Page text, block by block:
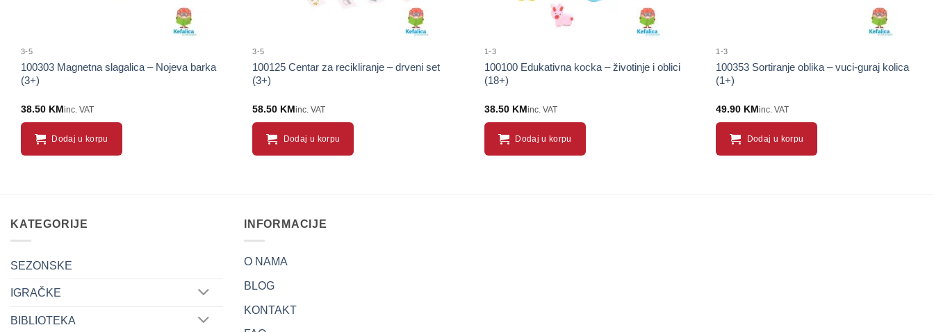
3-5
100303 Magnetna slagalica – Nojeva barka
(3+)
38.50 KMinc. VAT
Dodaj u korpu
3-5
100125 Centar za recikliranje – drveni set
(3+)
58.50 KMinc. VAT
Dodaj u korpu
1-3
100100 Edukativna kocka – životinje i oblici
(18+)
38.50 KMinc. VAT
Dodaj u korpu
1-3
100353 Sortiranje oblika – vuci-guraj kolica
(1+)
49.90 KMinc. VAT
Dodaj u korpu
KATEGORIJE
SEZONSKE
IGRAČKE
BIBLIOTEKA
INFORMACIJE
O NAMA
BLOG
KONTAKT